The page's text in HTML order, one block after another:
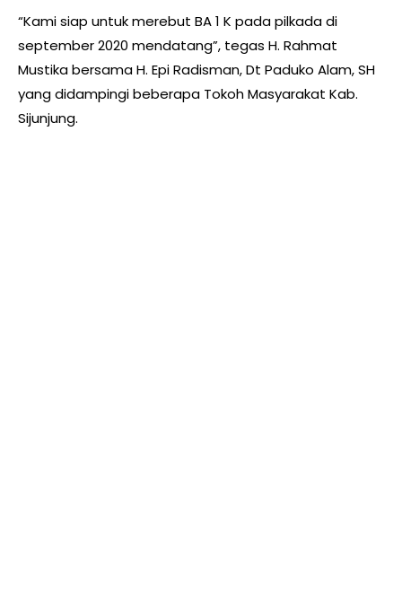
“Kami siap untuk merebut BA 1 K pada pilkada di
september 2020 mendatang”, tegas H. Rahmat
Mustika bersama H. Epi Radisman, Dt Paduko Alam, SH
yang didampingi beberapa Tokoh Masyarakat Kab.
Sijunjung.